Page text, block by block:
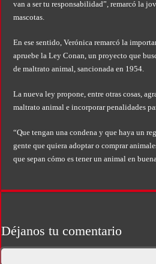
van a ser tu responsabilidad”, remarcó la
mascotas.
En ese sentido, Verónica remarcó la
apruebe la Ley Conan, un proyecto que
de maltrato animal, sancionada en 1954.
La nueva ley propone, entre otras cosas,
maltrato animal e incorporar penalidades
“Que tengan una condena y que haya un
gente que quiera adoptar o comprar
que sepan cómo es tener un animal en
Déjanos tu comentario